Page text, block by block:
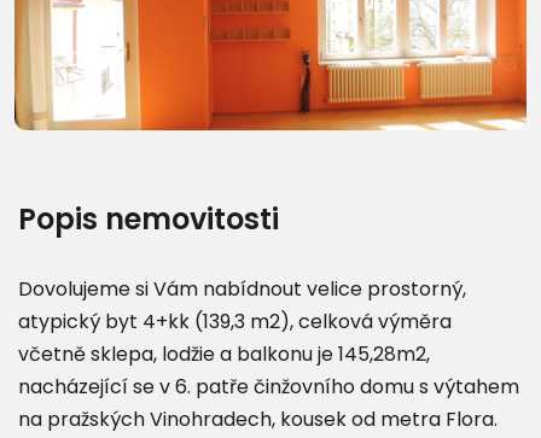
Další fotografie (27)
Popis nemovitosti
Dovolujeme si Vám nabídnout velice prostorný,
atypický byt 4+kk (139,3 m2), celková výměra
včetně sklepa, lodžie a balkonu je 145,28m2,
nacházející se v 6. patře činžovního domu s výtahem
na pražských Vinohradech, kousek od metra Flora.